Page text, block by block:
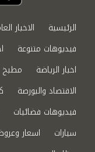
الرئيسية الاخبار
فيديوهات متنوعة
اخبار الرياضة
مطبخ
الاقتصاد والبورصة
فيديوهات فضائيات
سيارات
اسعار